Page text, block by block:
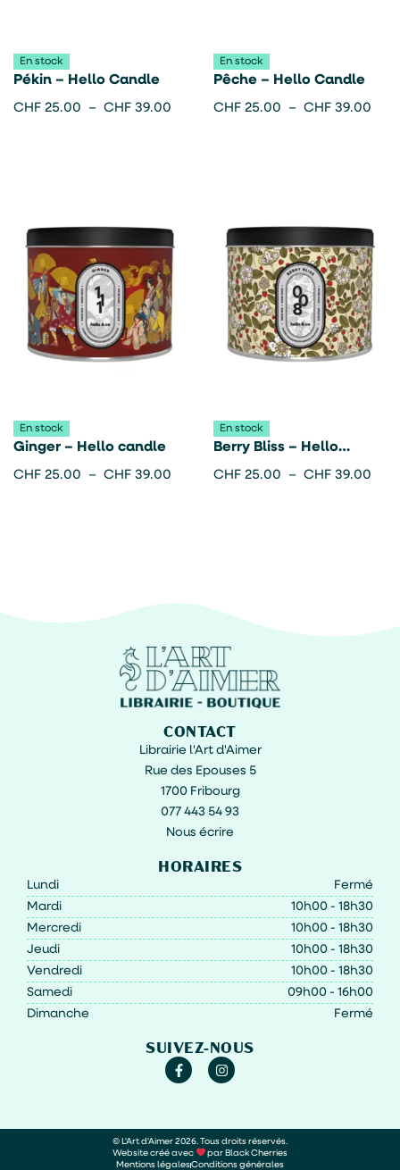
En stock
Pékin – Hello Candle
CHF 25.00 – CHF 39.00
En stock
Pêche – Hello Candle
CHF 25.00 – CHF 39.00
En stock
Ginger – Hello candle
CHF 25.00 – CHF 39.00
En stock
Berry Bliss – Hello
Candle
CHF 25.00 – CHF 39.00
CONTACT
Librairie l'Art d'Aimer
Rue des Epouses 5
1700 Fribourg
077 443 54 93
Nous écrire
HORAIRES
Lundi
Fermé
Mardi
10h00 - 18h30
Mercredi
10h00 - 18h30
Jeudi
10h00 - 18h30
Vendredi
10h00 - 18h30
Samedi
09h00 - 16h00
Dimanche
Fermé
SUIVEZ-NOUS
© L'Art d'Aimer 2026. Tous droits réservés.
Website créé avec
par Black Cherries
Mentions légalesConditions générales